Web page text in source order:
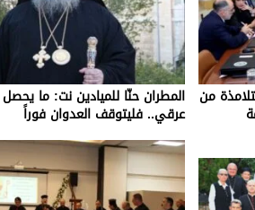
من المطران حنّا للميادين نت: ما
عرقي.. فليتوقف العدوان فوراً